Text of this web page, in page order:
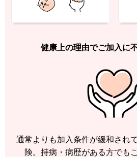
健康上の理由でご加入に
通常よりも加入条件が緩和され
険。持病・病歴がある方でも